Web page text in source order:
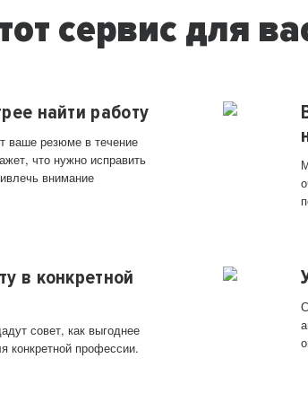
сервис для
найти работу
ваше резюме в течение
что нужно исправить
внимание
в конкретной
совет, как выгоднее
конкретной профессии.